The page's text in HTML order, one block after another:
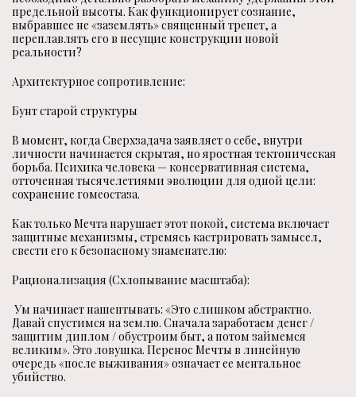
предельной высоты. Как функционирует сознание,
выбравшее не «заземлять» священный трепет, а
переплавлять его в несущие конструкции новой
реальности?
Архитектурное сопротивление:
Бунт старой структуры
В момент, когда Сверхзадача заявляет о себе, внутри
личности начинается скрытая, но яростная тектоническая
борьба. Психика человека — консервативная система,
отточенная тысячелетиями эволюции для одной цели:
сохранение гомеостаза.
Как только Мечта нарушает этот покой, система включает
защитные механизмы, стремясь кастрировать замысел,
свести его к безопасному знаменателю:
Рационализация (Схлопывание масштаба):
Ум начинает нашептывать: «Это слишком абстрактно.
Давай спустимся на землю. Сначала заработаем денег /
защитим диплом / обустроим быт, а потом займемся
великим». Это ловушка. Перенос Мечты в линейную
очередь «после выживания» означает ее ментальное
убийство.